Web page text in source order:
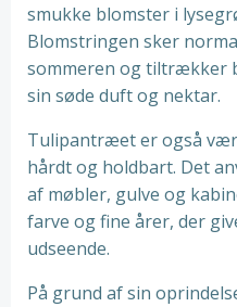
smukke blomster i
Blomstringen sker
sommeren og tiltrækker
sin søde duft og nektar.
Tulipantræet er også
hårdt og holdbart. Det
af møbler, gulve og
farve og fine årer, der
udseende.
På grund af sin